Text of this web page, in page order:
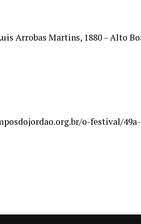
Arrobas Martins, 1880 – Alto
o-festival/